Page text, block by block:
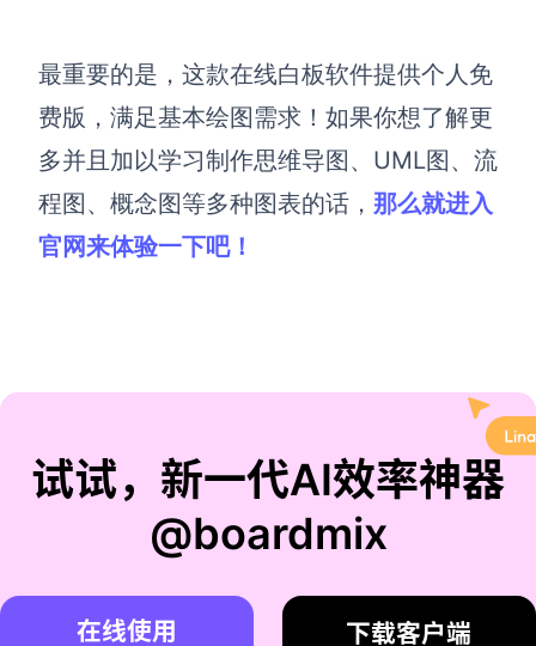
最重要的是，这款在线白板软件提供个人免
费版，满足基本绘图需求！如果你想了解更
多并且加以学习制作思维导图、UML图、流
程图、概念图等多种图表的话， 那么就进入
官网来体验一下吧！
试试，新一代AI效率神器
@boardmix
在线使用 下载客户端